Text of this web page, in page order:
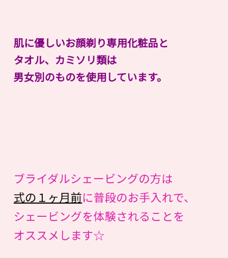
肌に優しいお顔剃り専用化粧品と
タオル、カミソリ類は
男女別のものを使用しています。
ブライダルシェービングの方は
式の１ヶ月前に普段のお手入れで、
シェービングを体験されることを
オススメします☆